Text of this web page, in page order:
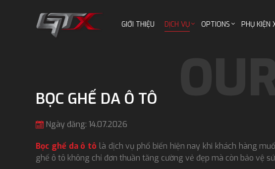
GIỚI THIỆU DỊCH VỤ OPTIONS PHỤ KIỆN
BỌC GHẾ DA Ô TÔ
Ngày đăng: 14.07.2026
Bọc ghế da ô tô là dịch vụ phổ biến hiện nay khi khách hàng
ghế ô tô không chỉ đơn thuần tăng cường vẻ đẹp mà còn bảo vệ